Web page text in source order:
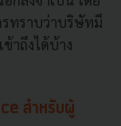
รทราบว่าบริษัทมี
าถึงได้บ้าง
สำหรับผู้